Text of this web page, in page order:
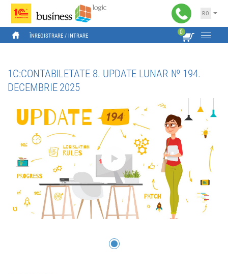
RO
ÎNREGISTRARE / INTRARE
0
1C:CONTABILETATE 8. UPDATE LUNAR № 194.
DECEMBRIE 2025